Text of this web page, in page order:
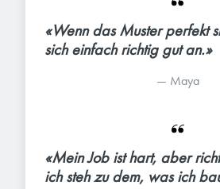
«Wenn das Muster perfekt
sich einfach richtig gut an.»
— Maya
«Mein Job ist hart, aber
ich steh zu dem, was ich